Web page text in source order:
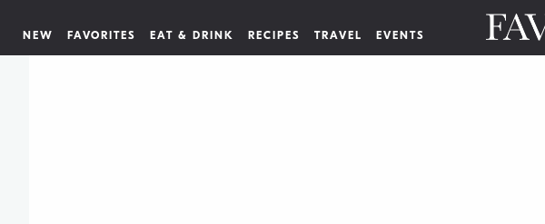
NEW FAVORITES EAT & DRINK RECIPES TRAVEL EVENTS